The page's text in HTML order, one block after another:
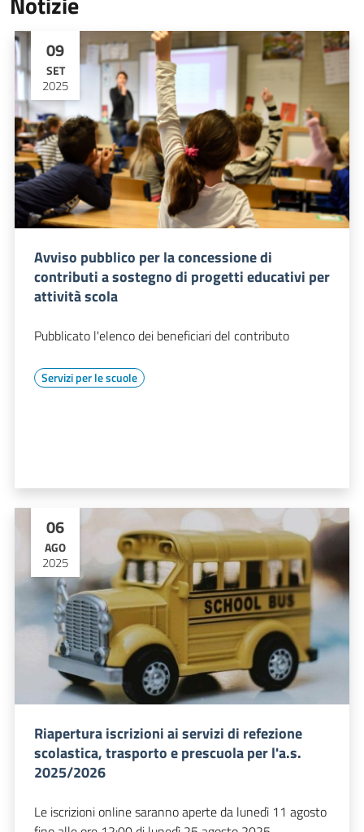
09
SET
2025
Avviso pubblico per la concessione di
contributi a sostegno di progetti educativi per
attività scola
Pubblicato l'elenco dei beneficiari del contributo
Servizi per le scuole
06
AGO
2025
Riapertura iscrizioni ai servizi di refezione
scolastica, trasporto e prescuola per l'a.s.
2025/2026
Le iscrizioni online saranno aperte da lunedì 11 agosto